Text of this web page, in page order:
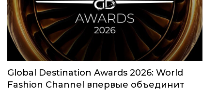
Global Destination Awards 2026: World
Fashion Channel впервые объединит